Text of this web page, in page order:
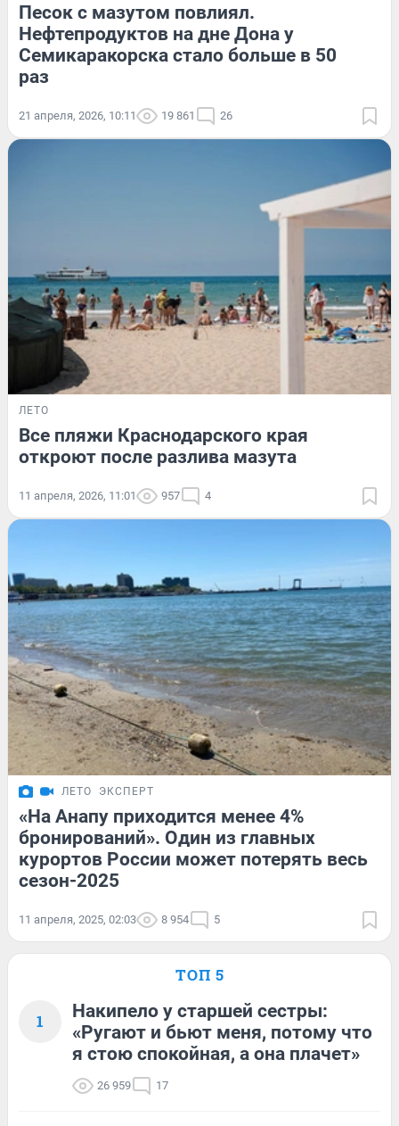
Песок с мазутом повлиял.
Нефтепродуктов на дне Дона у
Семикаракорска стало больше в 50
раз
21 апреля, 2026, 10:11 19 861 26
ЛЕТО
Все пляжи Краснодарского края
откроют после разлива мазута
11 апреля, 2026, 11:01 957 4
ЛЕТО ЭКСПЕРТ
«На Анапу приходится менее 4%
бронирований». Один из главных
курортов России может потерять весь
сезон-2025
11 апреля, 2025, 02:03 8 954 5
ТОП 5
1
Накипело у старшей сестры:
«Ругают и бьют меня, потому что
я стою спокойная, а она плачет»
26 959 17